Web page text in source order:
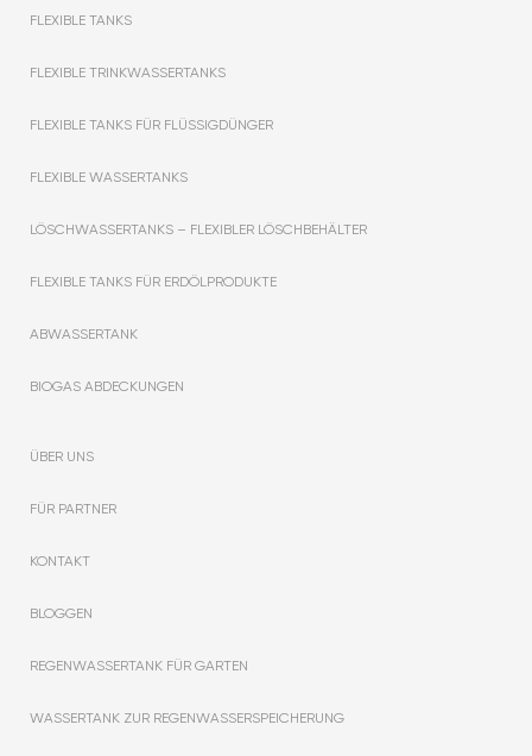
FLEXIBLE TANKS
FLEXIBLE TRINKWASSERTANKS
FLEXIBLE TANKS FÜR FLÜSSIGDÜNGER
FLEXIBLE WASSERTANKS
LÖSCHWASSERTANKS – FLEXIBLER LÖSCHBEHÄLTER
FLEXIBLE TANKS FÜR ERDÖLPRODUKTE
ABWASSERTANK
BIOGAS ABDECKUNGEN
ÜBER UNS
FÜR PARTNER
KONTAKT
BLOGGEN
REGENWASSERTANK FÜR GARTEN
WASSERTANK ZUR REGENWASSERSPEICHERUNG